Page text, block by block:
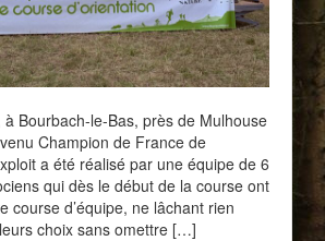
Bourbach-le-Bas, près de Mulhouse
Champion de France de
a été réalisé par une équipe de 6
qui dès le début de la course ont
course d’équipe, ne lâchant rien
choix sans omettre […]